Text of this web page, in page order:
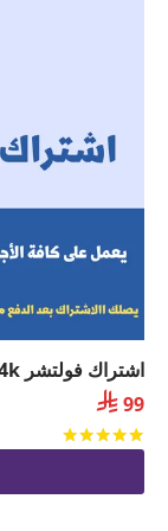
اشتراك فولتشر Vulture 4k لمدة 6 شهور
 99